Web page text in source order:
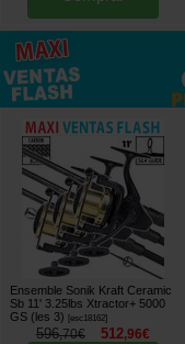
Ensemble Sonik Kraft Ceramic
Sb 11' 3.25lbs Xtractor+ 5000
GS (les 3)
[esc18162]
596,70€ 512,96€